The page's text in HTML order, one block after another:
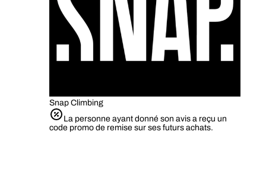
Snap Climbing
La personne ayant donné son avis a reçu un
code promo de remise sur ses futurs achats.